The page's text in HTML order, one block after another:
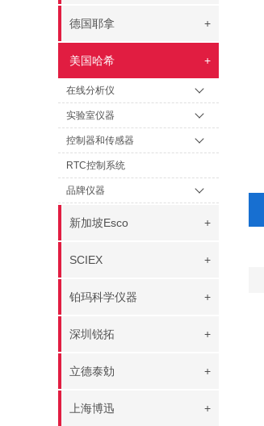
德国耶拿 +
美国哈希 +
在线分析仪
实验室仪器
控制器和传感器
RTC控制系统
品牌仪器
新加坡Esco +
SCIEX +
铂玛科学仪器 +
深圳锐拓 +
立德泰勀 +
上海博迅 +